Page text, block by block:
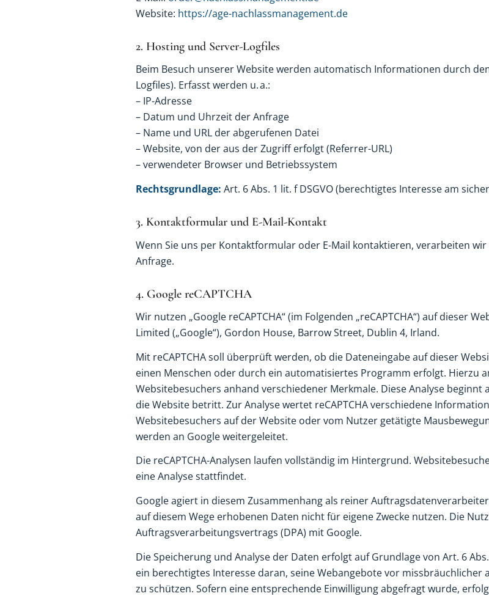
Website: https://age-nachlassmanagement.de
2. Hosting und Server-Logfiles
Beim Besuch unserer Website werden automatisch Informationen durch
Logfiles). Erfasst werden u. a.:
– IP-Adresse
– Datum und Uhrzeit der Anfrage
– Name und URL der abgerufenen Datei
– Website, von der aus der Zugriff erfolgt (Referrer-URL)
– verwendeter Browser und Betriebssystem
Rechtsgrundlage: Art. 6 Abs. 1 lit. f DSGVO (berechtigtes Interesse am
3. Kontaktformular und E-Mail-Kontakt
Wenn Sie uns per Kontaktformular oder E-Mail kontaktieren, verarbeiten
Anfrage.
4. Google reCAPTCHA
Wir nutzen „Google reCAPTCHA“ (im Folgenden „reCAPTCHA“) auf dieser
Limited („Google“), Gordon House, Barrow Street, Dublin 4, Irland.
Mit reCAPTCHA soll überprüft werden, ob die Dateneingabe auf dieser
einen Menschen oder durch ein automatisiertes Programm erfolgt. Hierzu
Websitebesuchers anhand verschiedener Merkmale. Diese Analyse
die Website betritt. Zur Analyse wertet reCAPTCHA verschiedene
Websitebesuchers auf der Website oder vom Nutzer getätigte
werden an Google weitergeleitet.
Die reCAPTCHA-Analysen laufen vollständig im Hintergrund.
eine Analyse stattfindet.
Google agiert in diesem Zusammenhang als reiner
auf diesem Wege erhobenen Daten nicht für eigene Zwecke nutzen. Die
Auftragsverarbeitungsvertrags (DPA) mit Google.
Die Speicherung und Analyse der Daten erfolgt auf Grundlage von Art. 6
ein berechtigtes Interesse daran, seine Webangebote vor missbräuchlicher
zu schützen. Sofern eine entsprechende Einwilligung abgefragt wurde,